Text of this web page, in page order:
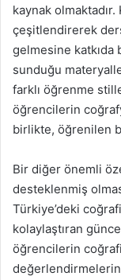
kaynak
çeşitlendirerek
gelmesine katkıda
sunduğu
farklı öğrenme
öğrencilerin
birlikte, öğrenilen
Bir diğer önemli
desteklenmiş
Türkiye’deki
kolaylaştıran
öğrencilerin coğrafi